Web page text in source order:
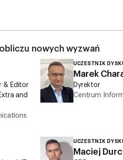
nowych wyzwań
& Editor
and
UCZESTNIK
Marek
Dyrektor
Centrum
UCZESTNIK
Maciej